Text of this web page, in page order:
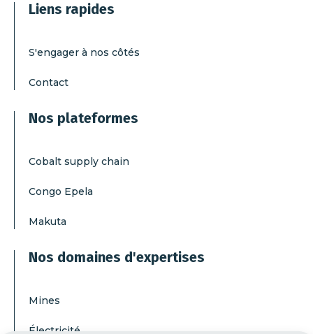
Liens rapides
S'engager à nos côtés
Contact
Nos plateformes
Cobalt supply chain
Congo Epela
Makuta
Nos domaines d'expertises
Mines
Électricité